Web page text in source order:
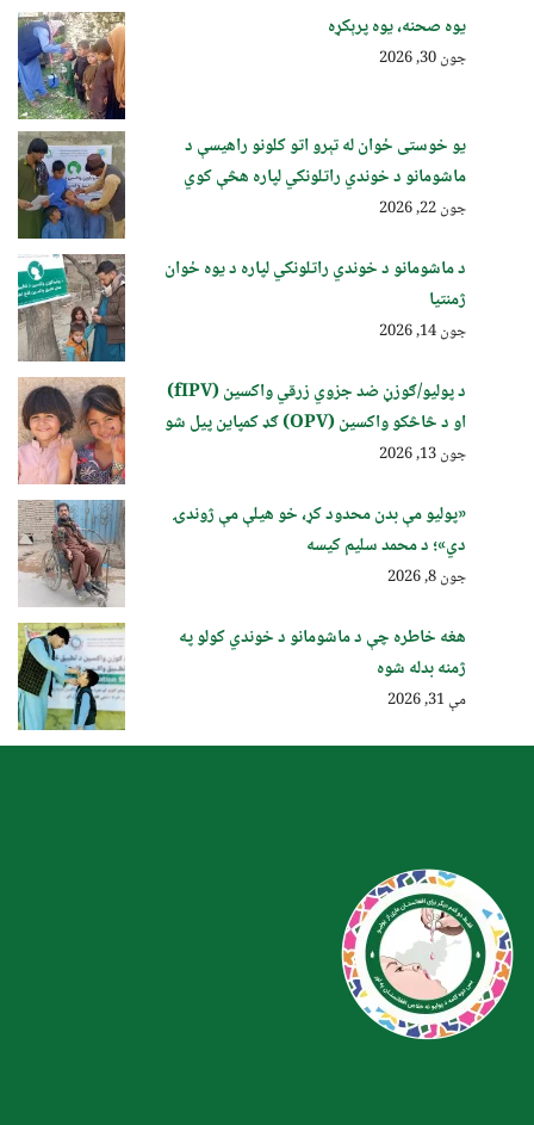
یوه صحنه، یوه پرېکړه
جون 30, 2026
یو خوستی ځوان له تېرو اتو کلونو راهیسې د
ماشومانو د خوندي راتلونکي لپاره هڅې کوي
جون 22, 2026
د ماشومانو د خوندي راتلونکي لپاره د یوه ځوان
ژمنتیا
جون 14, 2026
د پولیو/ګوزڼ ضد جزوي زرقي واکسین (fIPV)
او د څاڅکو واکسین (OPV) ګډ کمپاین پيل شو
جون 13, 2026
«پولیو مې بدن محدود کړ، خو هیلې مې ژوندۍ
دي»؛ د محمد سلیم کیسه
جون 8, 2026
هغه خاطره چې د ماشومانو د خوندي کولو په
ژمنه بدله شوه
مې 31, 2026